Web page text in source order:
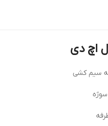
اچ دی
سیم کشی